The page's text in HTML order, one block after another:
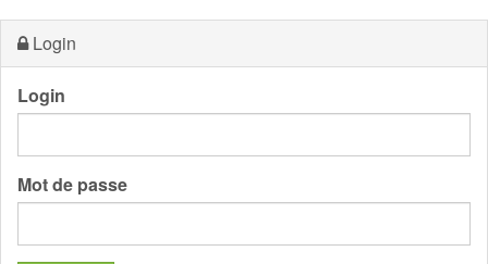
Login
Login
Mot de passe